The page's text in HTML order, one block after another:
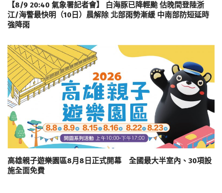
【8/9 20:40 氣象署記者會】 白海豚已降輕颱 估晚間登陸浙
江/海警最快明（10日）晨解除 北部雨勢漸緩 中南部防短延時
強降雨
高雄親子遊樂園區8月8日正式開幕 全國最大半室內、30項設
施全面免費